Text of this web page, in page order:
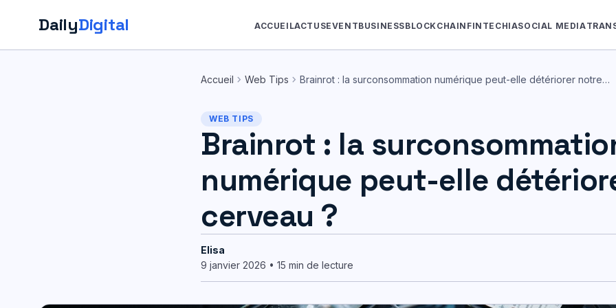
DailyDigital ACCUEILACTUSEVENTBUSINESSBLOCKCHAIN FINTECHIASOCIAL MEDIA
Accueil chevron_right Web Tips chevron_right Brainrot : la surconsommation numérique peut-elle détériorer notre…
WEB TIPS
Brainrot : la
numérique peut-elle
cerveau ?
Elisa
9 janvier 2026 • 15 min de lecture